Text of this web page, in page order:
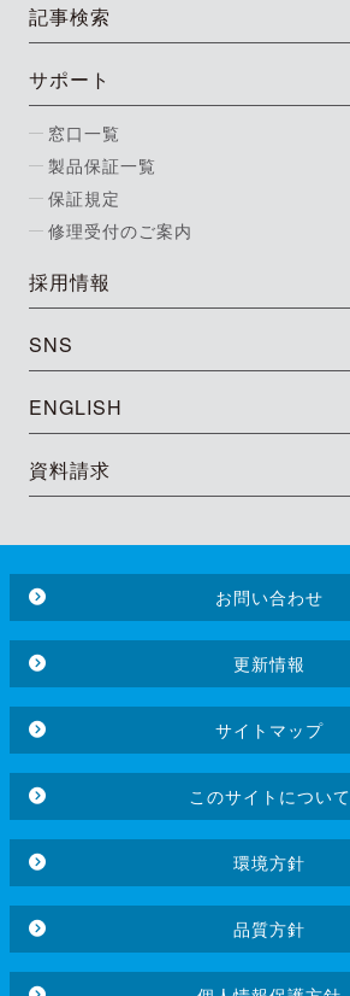
記事検索
サポート
窓口一覧
製品保証一覧
保証規定
修理受付のご案内
採用情報
SNS
ENGLISH
資料請求
お問い合わせ
更新情報
サイトマップ
このサイトについて
環境方針
品質方針